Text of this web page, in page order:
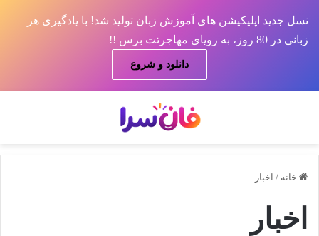
نسل جدید اپلیکیشن های آموزش زبان تولید شد! با یادگیری هر
زبانی در 80 روز، به رویای مهاجرتت برس !!
دانلود و شروع
خانه / اخبار
اخبار